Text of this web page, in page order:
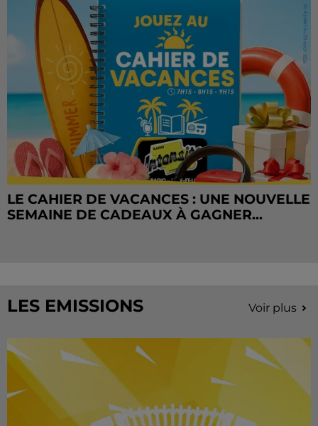
LE CAHIER DE VACANCES : UNE NOUVELLE
SEMAINE DE CADEAUX À GAGNER...
LES EMISSIONS Voir plus